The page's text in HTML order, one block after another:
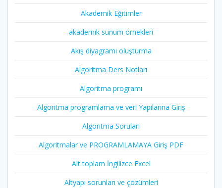
Akademik Eğitimler
akademik sunum örnekleri
Akış diyagramı oluşturma
Algoritma Ders Notları
Algoritma programı
Algoritma programlama ve veri Yapılarına Giriş
Algoritma Soruları
Algoritmalar ve PROGRAMLAMAYA Giriş PDF
Alt toplam İngilizce Excel
Altyapı sorunları ve çözümleri